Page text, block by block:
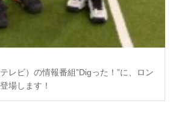
レビ）の情報番組”Digった！”に、ロン
場します！